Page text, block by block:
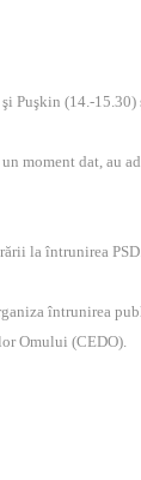
Puşkin (14.-
moment dat, au
la întrunirea PSD.
întrunirea
Omului (CEDO).